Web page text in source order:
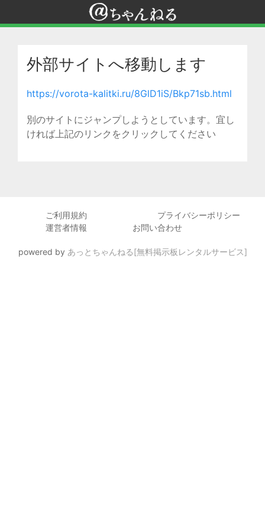
外部サイトへ移動します
https://vorota-kalitki.ru/8GlD1iS/Bkp71sb.html
別のサイトにジャンプしようとしています。宜し
ければ上記のリンクをクリックしてください
ご利用規約
プライバシーポリシー
運営者情報
お問い合わせ
powered by あっとちゃんねる[無料掲示板レンタルサービス]